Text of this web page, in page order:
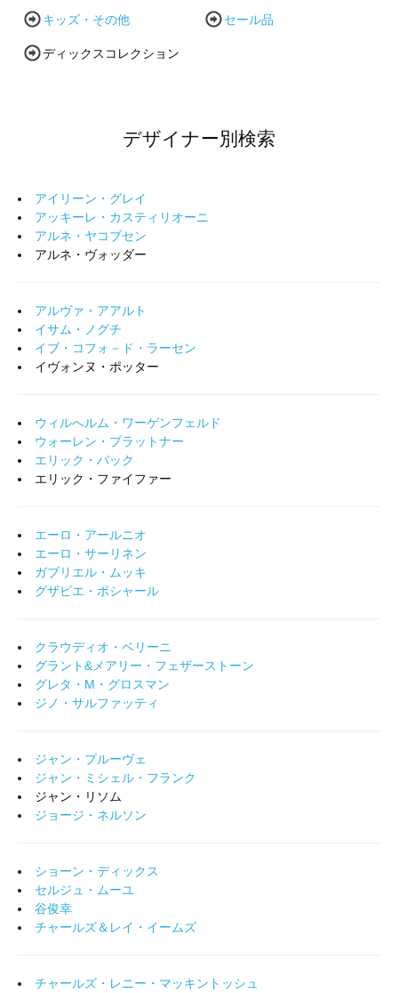
キッズ・その他 セール品
ディックスコレクション
デザイナー別検索
アイリーン・グレイ
アッキーレ・カスティリオーニ
アルネ・ヤコブセン
アルネ・ヴォッダー
アルヴァ・アアルト
イサム・ノグチ
イブ・コフォ－ド・ラーセン
イヴォンヌ・ポッター
ウィルへルム・ワーゲンフェルド
ウォーレン・プラットナー
エリック・バック
エリック・ファイファー
エーロ・アールニオ
エーロ・サーリネン
ガブリエル・ムッキ
グザビエ・ポシャール
クラウディオ・ベリーニ
グラント&メアリー・フェザーストーン
グレタ・M・グロスマン
ジノ・サルファッティ
ジャン・プルーヴェ
ジャン・ミシェル・フランク
ジャン・リソム
ジョージ・ネルソン
ショーン・ディックス
セルジュ・ムーユ
谷俊幸
チャールズ＆レイ・イームズ
チャールズ・レニー・マッキントッシュ